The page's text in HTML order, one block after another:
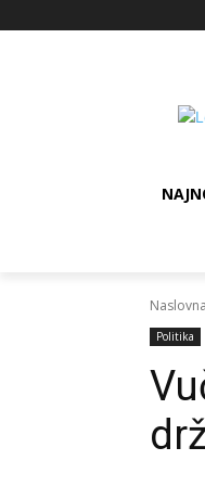
Naslovna
Politika